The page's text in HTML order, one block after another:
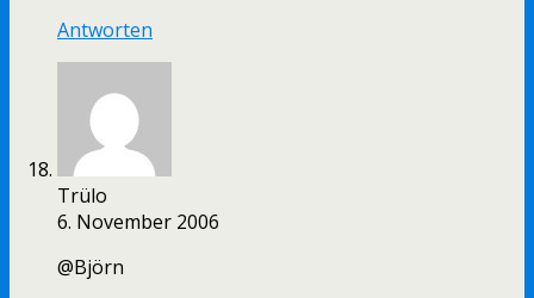
Antworten
Trülo
6. November 2006
@Björn